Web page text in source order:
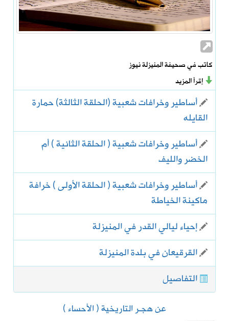
كاتب في صحيفة المنيزلة نيوز
إقرأ المزيد
أساطير وخرافات شعبية (الحلقة الثالثة) حمارة
القايله
أساطير وخرافات شعبية ( الحلقة الثانية ) أم
الخضر والليف
أساطير وخرافات شعبية ( الحلقة الأولى ) خرافة
ماكينة الخياطة
إحياء ليالي القدر في المنيزلة
القرقيعان في بلدة المنيزلة
التفاصيل
عن هجـر التاريخية ( الأحساء )